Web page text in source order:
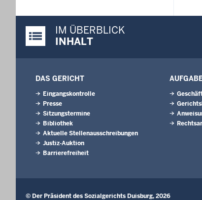
Justiz-Portal im Überblick:
IM ÜBERBLICK
INHALT
DAS GERICHT
Eingangskontrolle
Presse
Sitzungstermine
Bibliothek
Aktuelle Stellenausschreibungen
Justiz-Auktion
Barrierefreiheit
© Der Präsident des Sozialgerichts Duisburg, 2026